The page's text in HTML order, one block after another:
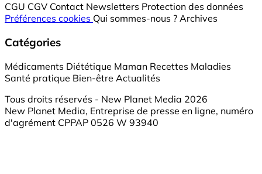
CGU CGV Contact Newsletters Protection des données
Préférences cookies Qui sommes-nous ? Archives
Catégories
Médicaments Diététique Maman Recettes Maladies
Santé pratique Bien-être Actualités
Tous droits réservés - New Planet Media 2026
New Planet Media, Entreprise de presse en ligne, numéro
d'agrément CPPAP 0526 W 93940